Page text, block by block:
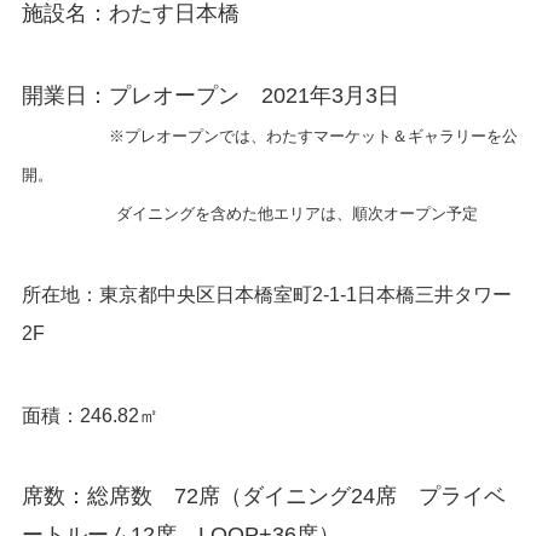
施設名：わたす日本橋
開業日：プレオープン 2021年3月3日
※プレオープンでは、わたすマーケット＆ギャラリーを公
開。
ダイニングを含めた他エリアは、順次オープン予定
所在地：東京都中央区日本橋室町2-1-1日本橋三井タワー
2F
面積：246.82㎡
席数：総席数 72席（ダイニング24席 プライベ